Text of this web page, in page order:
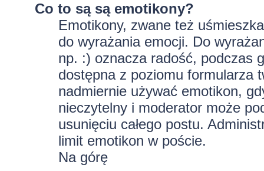
Co to są są emotikony?
Emotikony, zwane też
do wyrażania emocji. Do
np. :) oznacza radość, podczas
dostępna z poziomu formularza
nadmiernie używać emotikon,
nieczytelny i moderator może
usunięciu całego postu.
limit emotikon w poście.
Na górę